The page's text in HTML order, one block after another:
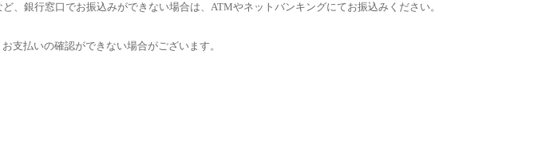
銀行窓口でお振込みができない場合は、ATMやネットバンキングにてお振込みください。
支払いの確認ができない場合がございます。